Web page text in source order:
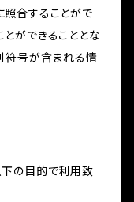
照合することがで
ができることとな
符号が含まれる情
下の目的で利用致